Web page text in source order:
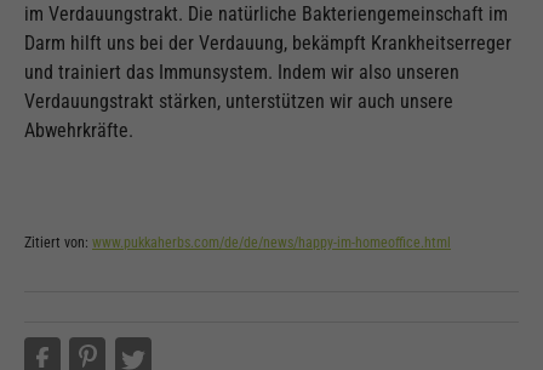
im Verdauungstrakt. Die natürliche Bakteriengemeinschaft im
Darm hilft uns bei der Verdauung, bekämpft Krankheitserreger
und trainiert das Immunsystem. Indem wir also unseren
Verdauungstrakt stärken, unterstützen wir auch unsere
Abwehrkräfte.
Zitiert von: www.pukkaherbs.com/de/de/news/happy-im-homeoffice.html